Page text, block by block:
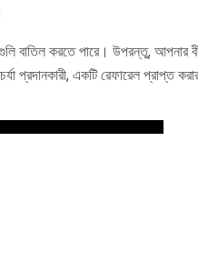
বাতিল করতে পারে। উপরন্তু, আপনার
প্রদানকারী, একটি রেফারেল প্রাপ্ত